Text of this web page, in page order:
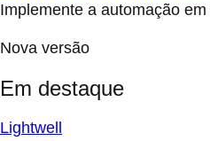
Implemente a automação
Nova versão
Em destaque
Lightwell